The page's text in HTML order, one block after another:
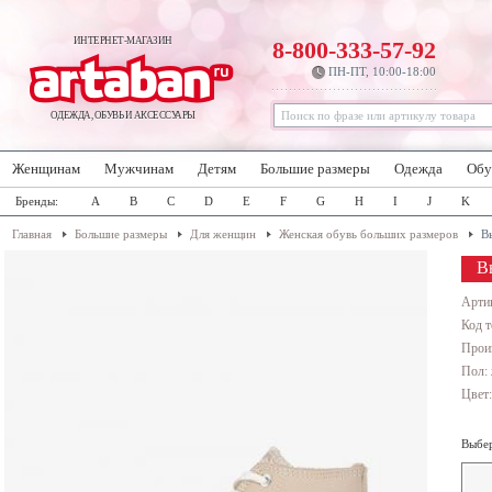
ИНТЕРНЕТ-МАГАЗИН
ОДЕЖДА, ОБУВЬ И АКСЕССУАРЫ
8-800-333-57-92
ПН-ПТ, 10:00-18:00
Женщинам Мужчинам Детям Большие размеры Одежда
Бренды: A B C D E F G H I J K
Главная Большие размеры Для женщин Женская обувь больших размеров
Код
Пол: